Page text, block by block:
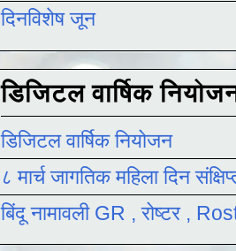
दिनविशेष जून
डिजिटल वार्षिक
डिजिटल वार्षिक नियोजन
८ मार्च जागतिक महिला दिन
बिंदू नामावली GR , रोष्टर ,